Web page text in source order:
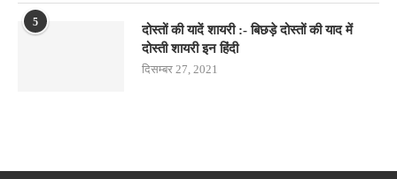
5
दोस्तों की यादें शायरी :- बिछड़े दोस्तों की याद में
दोस्ती शायरी इन हिंदी
दिसम्बर 27, 2021